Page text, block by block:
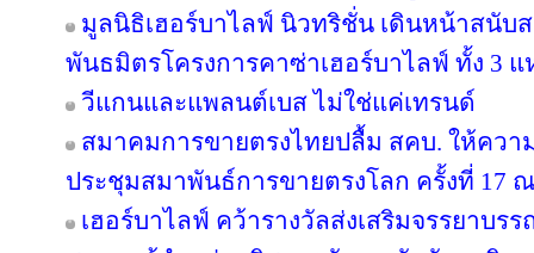
มูลนิธิเฮอร์บาไลฟ์ นิวทริชั่น เดินหน้าสนับ
พันธมิตรโครงการคาซ่าเฮอร์บาไลฟ์ ทั้ง 3 แ
วีแกนและแพลนต์เบส ไม่ใช่แค่เทรนด์
สมาคมการขายตรงไทยปลื้ม สคบ. ให้คว
ประชุมสมาพันธ์การขายตรงโลก ครั้งที่ 17
เฮอร์บาไลฟ์ คว้ารางวัลส่งเสริมจรรยาบร